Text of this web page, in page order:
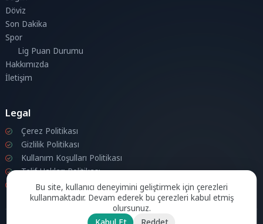
Döviz
Son Dakika
Spor
Lig Puan Durumu
Hakkımızda
İletişim
Legal
Çerez Politikası
Gizlilik Politikası
Kullanım Koşulları Politikası
Telif Hakları Politikası
İletişim
Bu site, kullanıcı deneyimini geliştirmek için çerezleri
kullanmaktadır. Devam ederek bu çerezleri kabul etmiş
olursunuz.